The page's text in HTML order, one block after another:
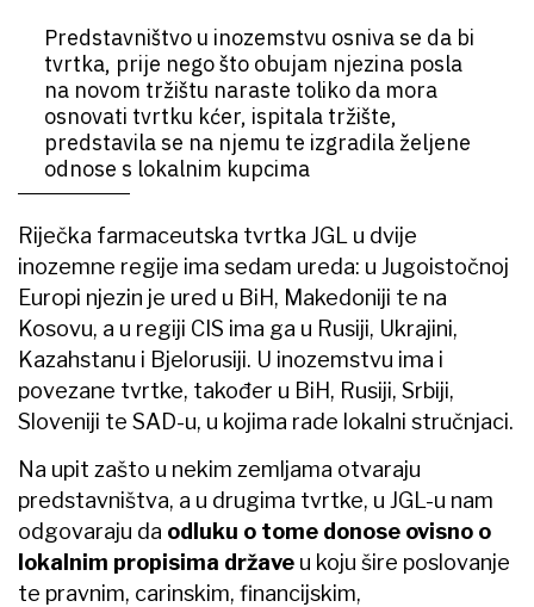
Predstavništvo u inozemstvu osniva se da bi
tvrtka, prije nego što obujam njezina posla
na novom tržištu naraste toliko da mora
osnovati tvrtku kćer, ispitala tržište,
predstavila se na njemu te izgradila željene
odnose s lokalnim kupcima
Riječka farmaceutska tvrtka JGL u dvije
inozemne regije ima sedam ureda: u Jugoistočnoj
Europi njezin je ured u BiH, Makedoniji te na
Kosovu, a u regiji CIS ima ga u Rusiji, Ukrajini,
Kazahstanu i Bjelorusiji. U inozemstvu ima i
povezane tvrtke, također u BiH, Rusiji, Srbiji,
Sloveniji te SAD-u, u kojima rade lokalni stručnjaci.
Na upit zašto u nekim zemljama otvaraju
predstavništva, a u drugima tvrtke, u JGL-u nam
odgovaraju da odluku o tome donose ovisno o
lokalnim propisima države u koju šire poslovanje
te pravnim, carinskim, financijskim,